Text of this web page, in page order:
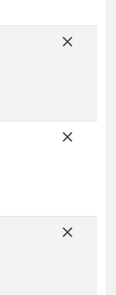
close
close
close